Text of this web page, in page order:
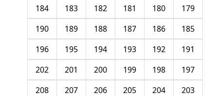
179
180
181
182
183
184
185
186
187
188
189
190
191
192
193
194
195
196
197
198
199
200
201
202
203
204
205
206
207
208